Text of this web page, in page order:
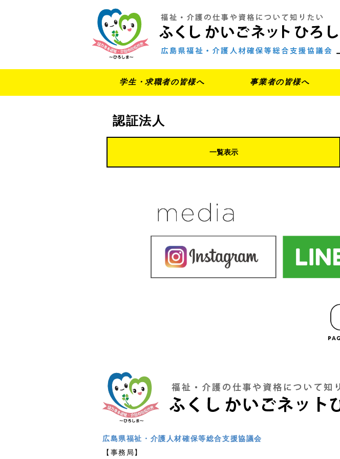
学生・求職者の皆様へ 事業者の皆様へ
認証法人
一覧表示
広島県福祉・介護人材確保等総合支援協議会
【事務局】